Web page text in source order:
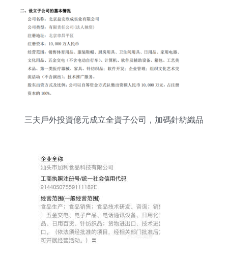
三夫戶外投資億元成立全資子公司，加碼針紡織品